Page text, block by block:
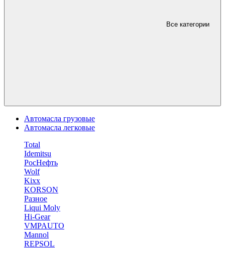
Все категории
Автомасла грузовые
Автомасла легковые
Total
Idemitsu
РосНефть
Wolf
Kixx
KORSON
Разное
Liqui Moly
Hi-Gear
VMPAUTO
Mannol
REPSOL